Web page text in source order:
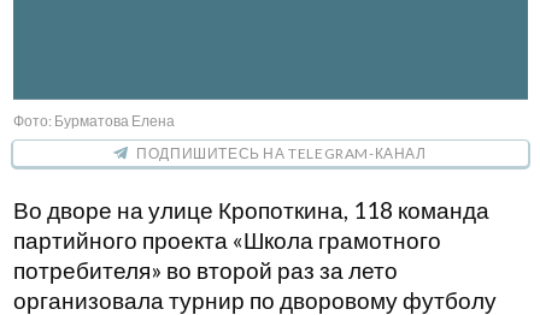
Фото: Бурматова Елена
ПОДПИШИТЕСЬ НА TELEGRAM-КАНАЛ
Во дворе на улице Кропоткина, 118 команда
партийного проекта «Школа грамотного
потребителя» во второй раз за лето
организовала турнир по дворовому футболу